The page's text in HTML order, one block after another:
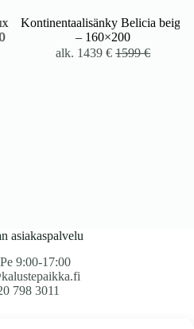
Kontinentaalisänky Belicia beige
– 160×200
alk.1439€ 1599€
asiakaspalvelu
9:00-17:00
798 3011